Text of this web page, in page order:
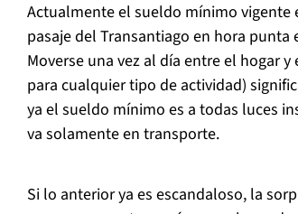
Actualmente el sueldo mínimo vigente
pasaje del Transantiago en hora punta
Moverse una vez al día entre el hogar
para cualquier tipo de actividad)
ya el sueldo mínimo es a todas luces
va solamente en transporte.
Si lo anterior ya es escandaloso, la